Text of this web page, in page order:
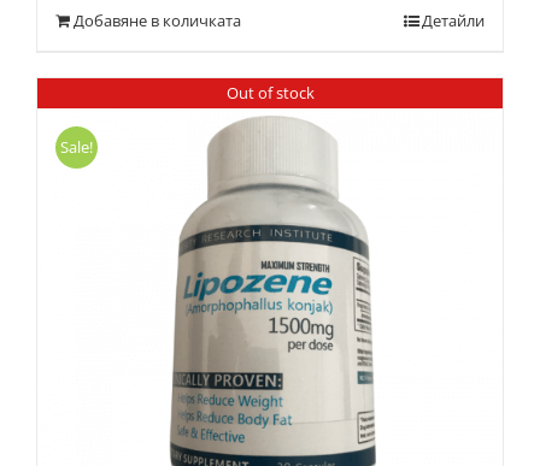
Добавяне в количката Детайли
Out of stock
Sale!